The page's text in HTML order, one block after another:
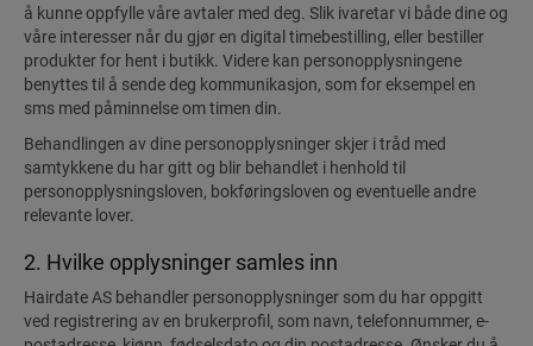
å kunne oppfylle våre avtaler med deg. Slik ivaretar vi både dine og
våre interesser når du gjør en digital timebestilling, eller bestiller
produkter for hent i butikk. Videre kan personopplysningene
benyttes til å sende deg kommunikasjon, som for eksempel en
sms med påminnelse om timen din.
Behandlingen av dine personopplysninger skjer i tråd med
samtykkene du har gitt og blir behandlet i henhold til
personopplysningsloven, bokføringsloven og eventuelle andre
relevante lover.
2. Hvilke opplysninger samles inn
Hairdate AS behandler personopplysninger som du har oppgitt
ved registrering av en brukerprofil, som navn, telefonnummer, e-